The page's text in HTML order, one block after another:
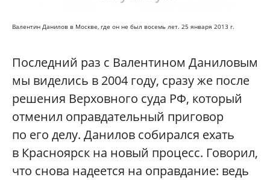
Валентин Данилов в Москве, где он не был восемь лет. 25 января 2013 г.
Последний раз с Валентином Даниловым
мы виделись в 2004 году, сразу же после
решения Верховного суда РФ, который
отменил оправдательный приговор
по его делу. Данилов собирался ехать
в Красноярск на новый процесс. Говорил,
что снова надеется на оправдание: ведь